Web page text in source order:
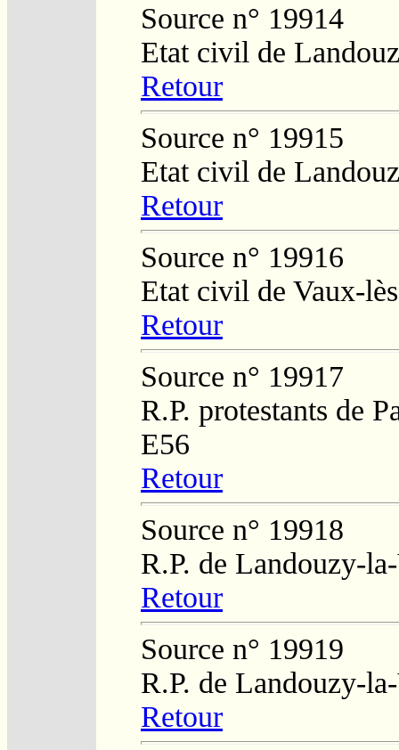
Source n° 19914
Etat civil de
Retour
Source n° 19915
Etat civil de
Retour
Source n° 19916
Etat civil de Vaux-
Retour
Source n° 19917
R.P. protestants de
E56
Retour
Source n° 19918
R.P. de Landouzy-
Retour
Source n° 19919
R.P. de Landouzy-
Retour